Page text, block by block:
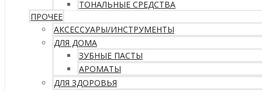
ТОНАЛЬНЫЕ СРЕДСТВА
ПРОЧЕЕ
АКСЕССУАРЫ/ИНСТРУМЕНТЫ
ДЛЯ ДОМА
ЗУБНЫЕ ПАСТЫ
АРОМАТЫ
ДЛЯ ЗДОРОВЬЯ